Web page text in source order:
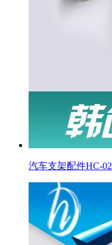
汽车支架配件HC-02